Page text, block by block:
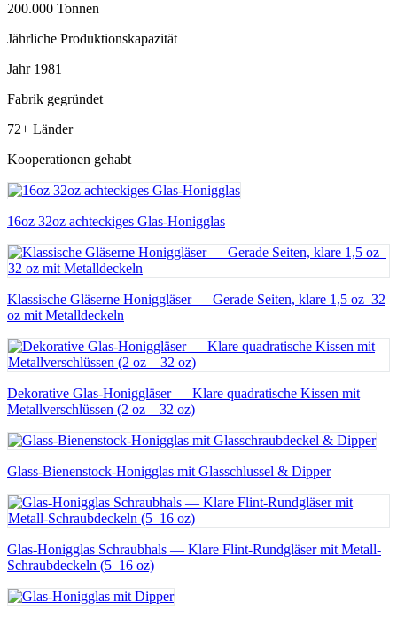
200.000 Tonnen
Jährliche Produktionskapazität
Jahr 1981
Fabrik gegründet
72+ Länder
Kooperationen gehabt
16oz 32oz achteckiges Glas-Honigglas
Klassische Gläserne Honiggläser — Gerade Seiten, klare 1,5 oz–32
oz mit Metalldeckeln
Dekorative Glas-Honiggläser — Klare quadratische Kissen mit
Metallverschlüssen (2 oz – 32 oz)
Glass-Bienenstock-Honigglas mit Glasschlussel & Dipper
Glas-Honigglas Schraubhals — Klare Flint-Rundgläser mit Metall-
Schraubdeckeln (5–16 oz)